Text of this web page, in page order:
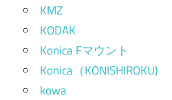
KMZ
KODAK
Konica Fマウント
Konica（KONISHIROKU)
kowa